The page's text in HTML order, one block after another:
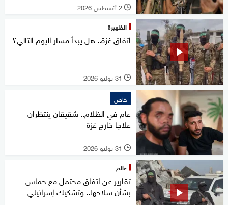
l 2 أغسطس 2026
الظهيرة
اتفاق غزة.. هل يبدأ مسار اليوم التالي؟
l 31 يوليو 2026
خاص
عام في الظلام.. شقيقان ينتظران
علاجا خارج غزة
l 31 يوليو 2026
عالم
تقارير عن اتفاق محتمل مع حماس
بشأن سلاحها.. وتشكيك إسرائيلي